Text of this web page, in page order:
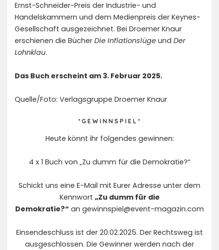
Ernst-Schneider-Preis der Industrie- und
Handelskammern und dem Medienpreis der Keynes-
Gesellschaft ausgezeichnet. Bei Droemer Knaur
erschienen die Bücher Die Inflationslüge und Der
Lohnklau.
Das Buch erscheint am 3. Februar 2025.
Quelle/Foto: Verlagsgruppe Droemer Knaur
* G E W I N N S P I E L *
Heute könnt ihr folgendes gewinnen:
4 x 1 Buch von „Zu dumm für die Demokratie?“
Schickt uns eine E-Mail mit Eurer Adresse unter dem
Kennwort „Zu dumm für die
Demokratie?“ an gewinnspiel@event-magazin.com
Einsendeschluss ist der 20.02.2025. Der Rechtsweg ist
ausgeschlossen. Die Gewinner werden nach der